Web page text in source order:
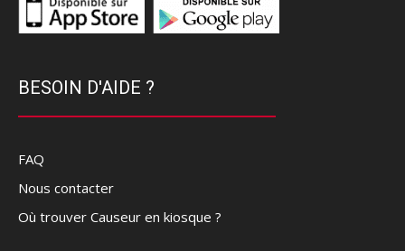
BESOIN D'AIDE ?
FAQ
Nous contacter
Où trouver Causeur en kiosque ?